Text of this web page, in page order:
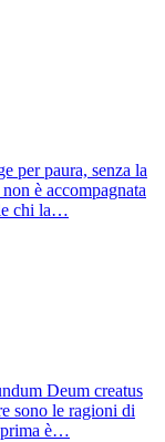
per paura, senza la
è accompagnata
chi la…
Deum creatus
sono le ragioni di
prima è…